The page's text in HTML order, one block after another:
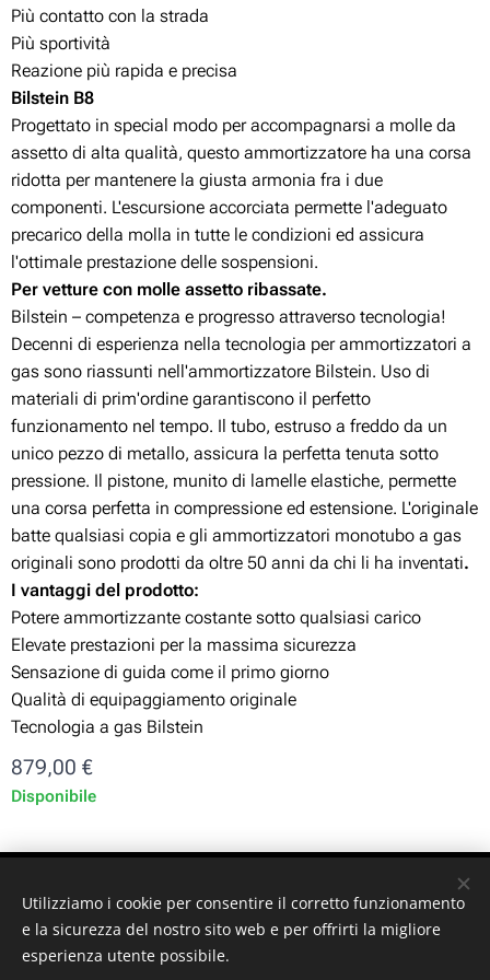
Più contatto con la strada
Più sportività
Reazione più rapida e precisa
Bilstein B8
Progettato in special modo per accompagnarsi a molle da
assetto di alta qualità, questo ammortizzatore ha una corsa
ridotta per mantenere la giusta armonia fra i due
componenti. L'escursione accorciata permette l'adeguato
precarico della molla in tutte le condizioni ed assicura
l'ottimale prestazione delle sospensioni.
Per vetture con molle assetto ribassate.
Bilstein – competenza e progresso attraverso tecnologia!
Decenni di esperienza nella tecnologia per ammortizzatori a
gas sono riassunti nell'ammortizzatore Bilstein. Uso di
materiali di prim'ordine garantiscono il perfetto
funzionamento nel tempo. Il tubo, estruso a freddo da un
unico pezzo di metallo, assicura la perfetta tenuta sotto
pressione. Il pistone, munito di lamelle elastiche, permette
una corsa perfetta in compressione ed estensione. L'originale
batte qualsiasi copia e gli ammortizzatori monotubo a gas
originali sono prodotti da oltre 50 anni da chi li ha inventati.
I vantaggi del prodotto:
Potere ammortizzante costante sotto qualsiasi carico
Elevate prestazioni per la massima sicurezza
Sensazione di guida come il primo giorno
Qualità di equipaggiamento originale
Tecnologia a gas Bilstein
879,00 €
Disponibile
10128 - Torino (TO) - P. iva: 10161030019
© 2024 ST-GARAGE All Rights Reserved
Utilizziamo i cookie per consentire il corretto funzionamento
e la sicurezza del nostro sito web e per offrirti la migliore
esperienza utente possibile.